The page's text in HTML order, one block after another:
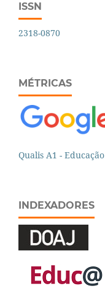
ISSN
2318-0870
MÉTRICAS
Qualis A1 - Educação
INDEXADORES